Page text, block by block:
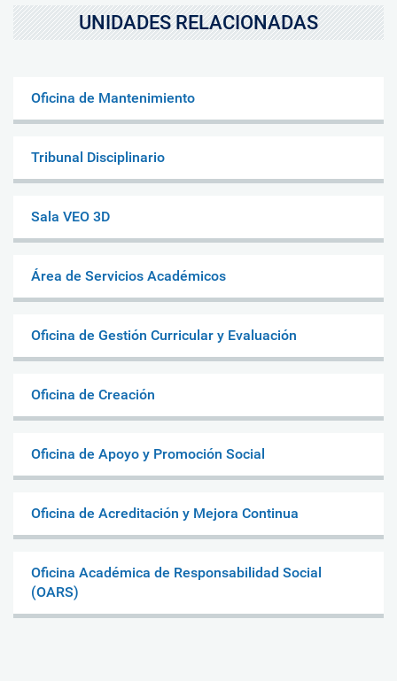
UNIDADES RELACIONADAS
Oficina de Mantenimiento
Tribunal Disciplinario
Sala VEO 3D
Área de Servicios Académicos
Oficina de Gestión Curricular y Evaluación
Oficina de Creación
Oficina de Apoyo y Promoción Social
Oficina de Acreditación y Mejora Continua
Oficina Académica de Responsabilidad Social
(OARS)